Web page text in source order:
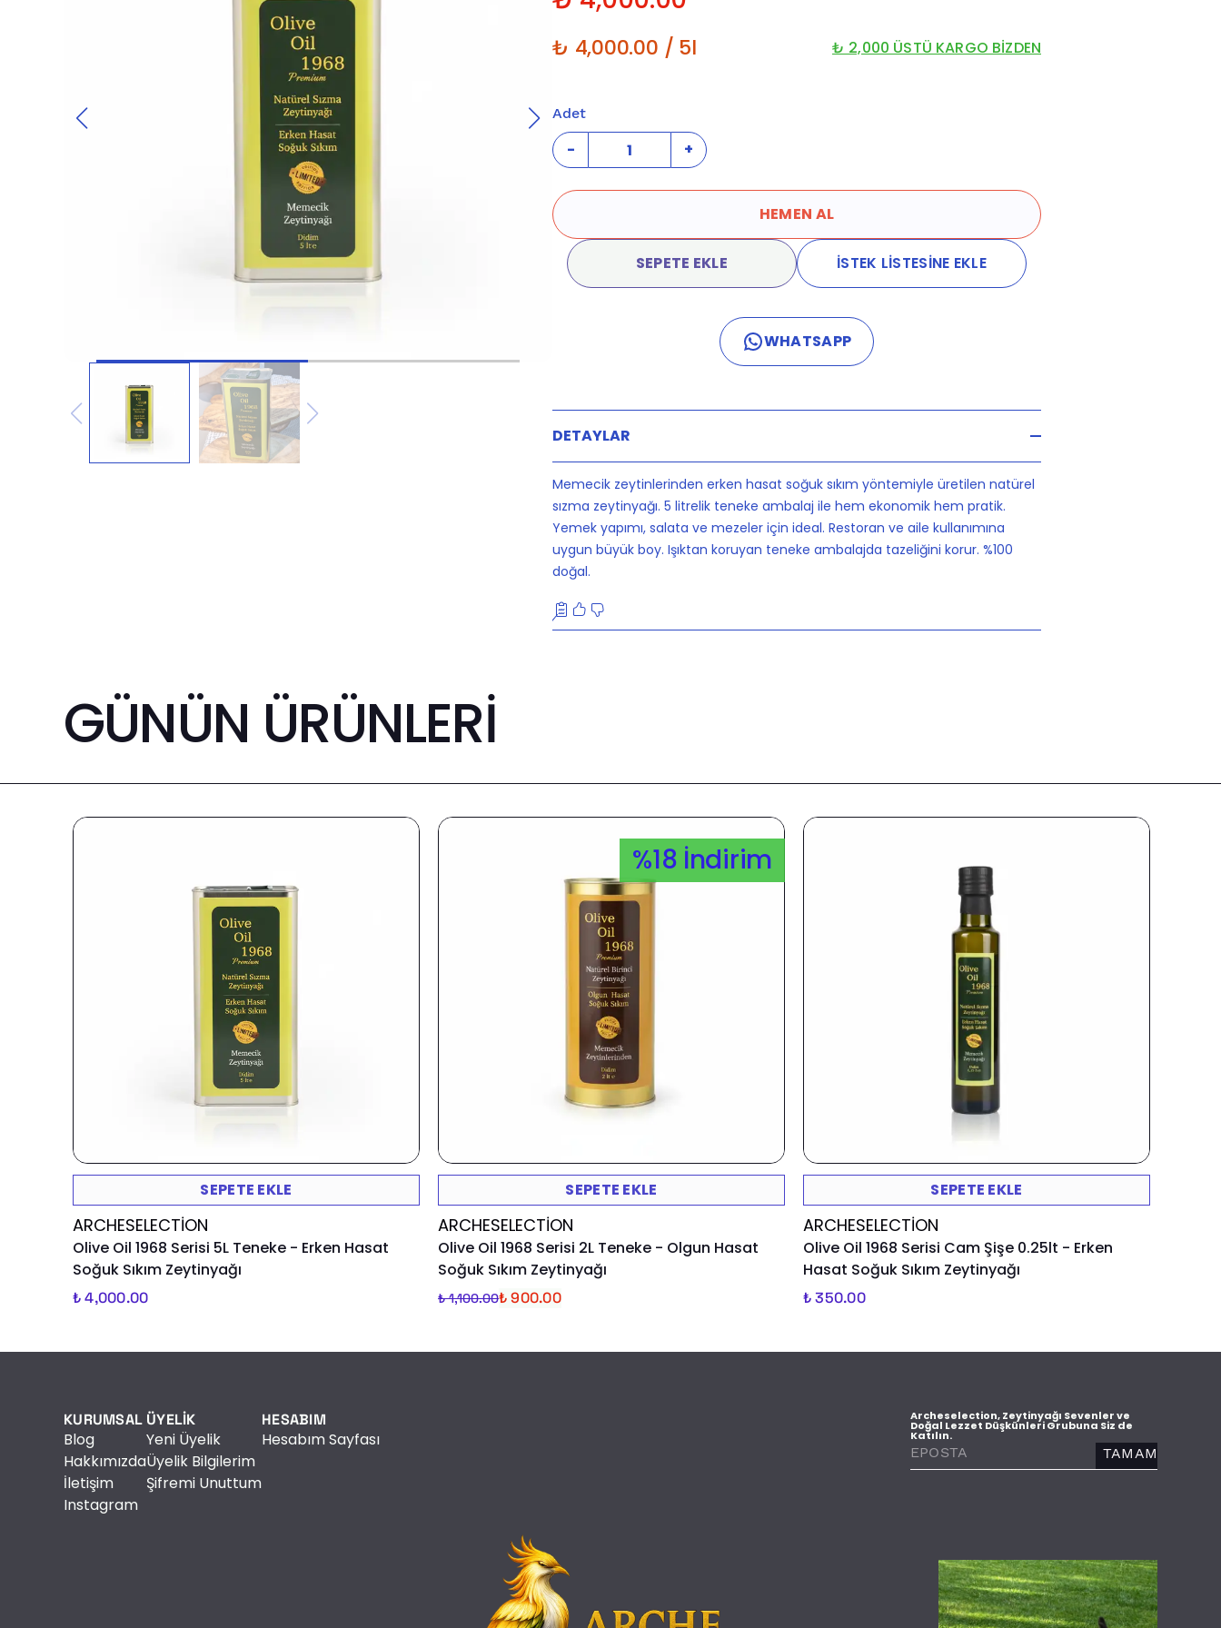
₺ 4,000.00 / 5l ₺ 2,000 ÜSTÜ KARGO BİZDEN
Adet
- +
HEMEN AL
SEPETE EKLE İSTEK LİSTESİNE EKLE
WHATSAPP
DETAYLAR
Memecik zeytinlerinden erken hasat soğuk sıkım yöntemiyle üretilen natürel
sızma zeytinyağı. 5 litrelik teneke ambalaj ile hem ekonomik hem pratik.
Yemek yapımı, salata ve mezeler için ideal. Restoran ve aile kullanımına
uygun büyük boy. Işıktan koruyan teneke ambalajda tazeliğini korur. %100
doğal.
GÜNÜN ÜRÜNLERİ
SEPETE EKLE
ARCHESELECTION
Olive Oil 1968 Serisi 5L Teneke - Erken Hasat
Soğuk Sıkım Zeytinyağı
₺ 4,000.00
%18 İndirim
SEPETE EKLE
ARCHESELECTION
Olive Oil 1968 Serisi 2L Teneke - Olgun Hasat
Soğuk Sıkım Zeytinyağı
₺ 1,100.00₺ 900.00
SEPETE EKLE
ARCHESELECTION
Olive Oil 1968 Serisi Cam Şişe 0.25lt - Erken
Hasat Soğuk Sıkım Zeytinyağı
₺ 350.00
KURUMSAL
Blog
Hakkımızda
İletişim
Instagram
ÜYELİK
Yeni Üyelik
Üyelik Bilgilerim
Şifremi Unuttum
HESABIM
Hesabım Sayfası
Archeselection, Zeytinyağı Sevenler ve
Doğal Lezzet Düşkünleri Grubuna Siz de
Katılın.
TAMAM